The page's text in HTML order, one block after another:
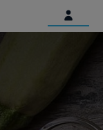
aquí